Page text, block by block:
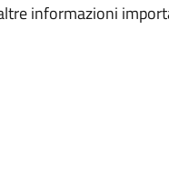
informazioni